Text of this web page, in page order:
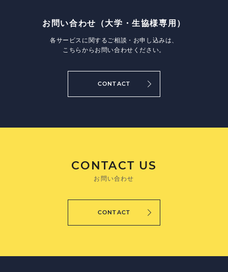
お問い合わせ （大学・生協様専用）
各サービスに関するご相談・お申し込みは、
こちらからお問い合わせください。
CONTACT
CONTACT US
お問い合わせ
CONTACT